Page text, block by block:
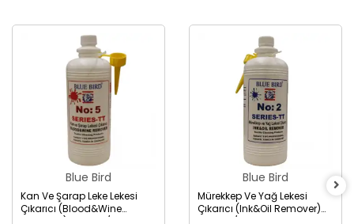
Blue Bird
Kan Ve Şarap Leke Lekesi
Çıkarıcı (Blood&Wine
Remover) No:5 1Lt / BLUE.009
Blue Bird
Mürekkep Ve Yağ Lekesi
Çıkarıcı (Ink&Oil Remover)
No:2 1Lt / BLUE.006